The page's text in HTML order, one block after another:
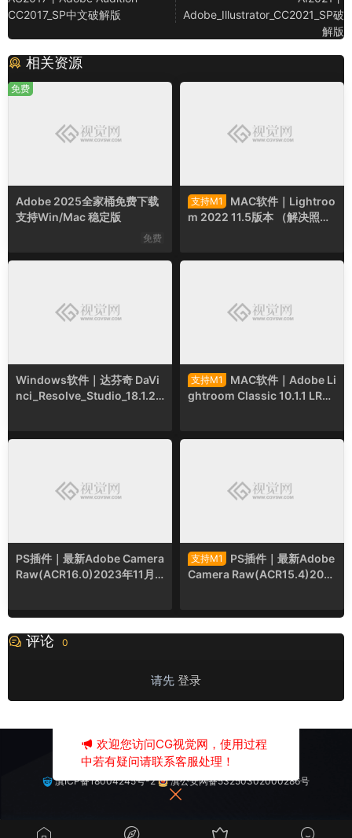
CC2017_SP中文破解版
Adobe_Illustrator_CC2021_SP破
解版
相关资源
Adobe 2025全家桶免费下载
支持Win/Mac 稳定版
免费
免费
支持M1
MAC软件｜Lightroo
m 2022 11.5版本 （解决照片
Windows软件｜达芬奇 DaVi
nci_Resolve_Studio_18.1.2_
支持M1
MAC软件｜Adobe Li
ghtroom Classic 10.1.1 LR20
PS插件｜最新Adobe Camera
Raw(ACR16.0)2023年11月
支持M1
PS插件｜最新Adobe
Camera Raw(ACR15.4)202
评论 0
请先 登录
本站已安全运行2561天18小时4分32秒
滇ICP备18004245号-2
滇公安网备53250302000286号
欢迎您访问CG视觉网，使用过程
中若有疑问请联系客服处理！